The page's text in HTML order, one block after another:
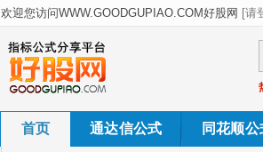
首页 通达信公式 同花顺公